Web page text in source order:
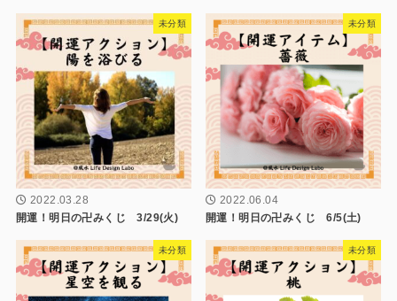
未分類
2022.03.28
開運！明日の卍みくじ 3/29(火)
未分類
2022.06.04
開運！明日の卍みくじ 6/5(土)
未分類 未分類